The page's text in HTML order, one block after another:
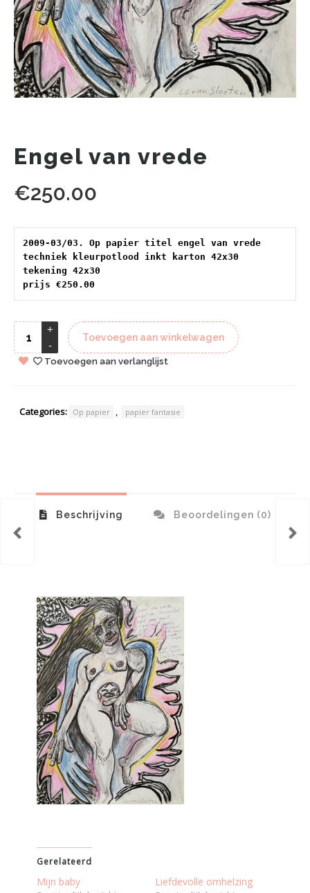
Engel van vrede
€250.00
2009-03/03. Op papier titel engel van vrede
techniek kleurpotlood inkt karton 42x30
tekening 42x30
prijs €250.00
Toevoegen aan winkelwagen
Toevoegen aan verlanglijst
Categories: Op papier , papier fantasie
Beschrijving Beoordelingen (0)
Gerelateerd
Mijn baby
Liefdevolle omhelzing